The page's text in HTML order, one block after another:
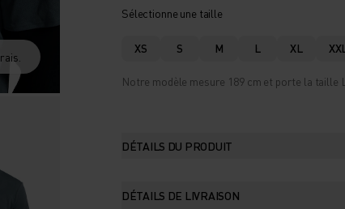
Sélectionne une taille
XS S M L XL XXL
Notre modèle mesure 189 cm et porte la taille L.
DÉTAILS DU PRODUIT
DÉTAILS DE LIVRAISON